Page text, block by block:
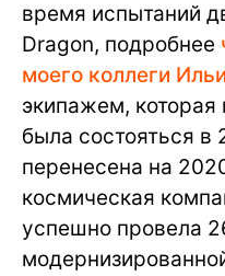
время испытаний
Dragon, подробнее
моего коллеги
экипажем,
была состояться в
перенесена на
космическая
успешно провела